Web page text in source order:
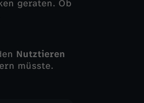
geraten. Ob
Nutztieren
müsste.